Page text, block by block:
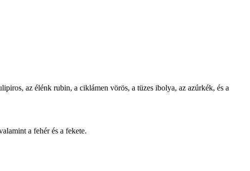
az élénk rubin, a ciklámen vörös, a tüzes ibolya, az azúrkék, és a
a fehér és a fekete.